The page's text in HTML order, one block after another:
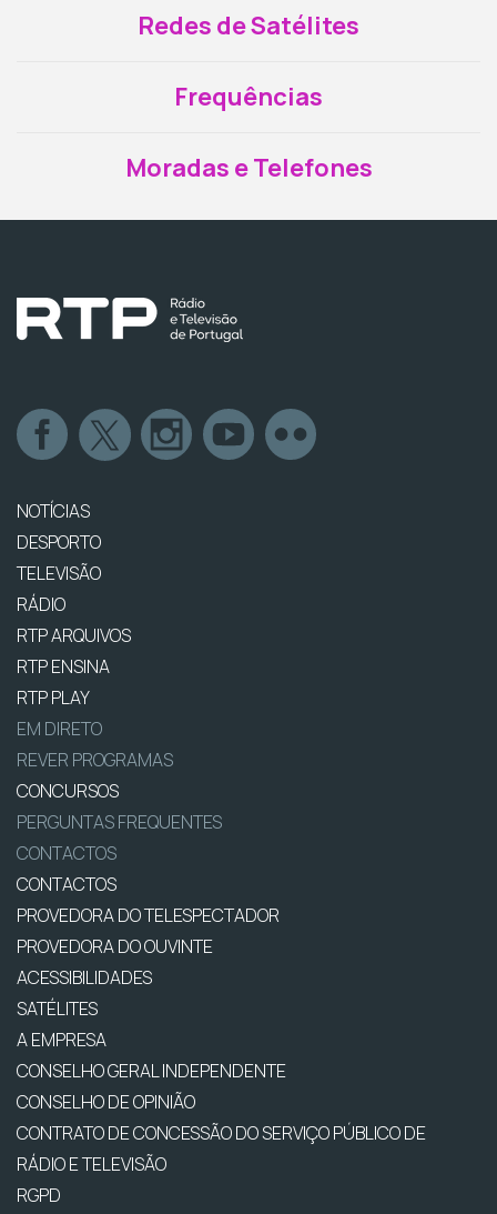
Redes de Satélites
Frequências
Moradas e Telefones
NOTÍCIAS
DESPORTO
TELEVISÃO
RÁDIO
RTP ARQUIVOS
RTP ENSINA
RTP PLAY
EM DIRETO
REVER PROGRAMAS
CONCURSOS
PERGUNTAS FREQUENTES
CONTACTOS
CONTACTOS
PROVEDORA DO TELESPECTADOR
PROVEDORA DO OUVINTE
ACESSIBILIDADES
SATÉLITES
A EMPRESA
CONSELHO GERAL INDEPENDENTE
CONSELHO DE OPINIÃO
CONTRATO DE CONCESSÃO DO SERVIÇO PÚBLICO DE
RÁDIO E TELEVISÃO
RGPD